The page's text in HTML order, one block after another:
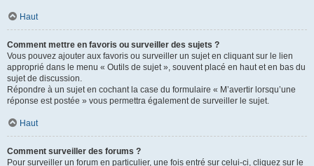
Haut
Comment mettre en favoris ou surveiller des sujets ?
Vous pouvez ajouter aux favoris ou surveiller un sujet en cliquant sur le lien
approprié dans le menu « Outils de sujet », souvent placé en haut et en bas du
sujet de discussion.
Répondre à un sujet en cochant la case du formulaire « M’avertir lorsqu’une
réponse est postée » vous permettra également de surveiller le sujet.
Haut
Comment surveiller des forums ?
Pour surveiller un forum en particulier, une fois entré sur celui-ci, cliquez sur le